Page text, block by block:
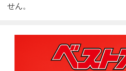
せん。